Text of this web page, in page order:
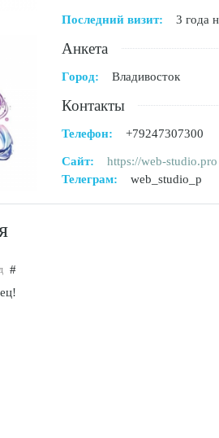
Последний визит: 3 года
Анкета
Город: Владивосток
Контакты
Телефон: +79247307300
Сайт:
https://web-studio.pro
Телеграм:
web_studio_p
#